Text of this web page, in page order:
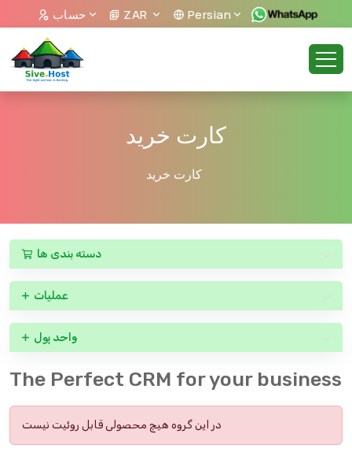
حساب ZAR Persian
کارت خرید
کارت خرید
دسته بندی ها
عملیات
واحد پول
The Perfect CRM for your business
در این گروه هیچ محصولی قابل روئیت نیست